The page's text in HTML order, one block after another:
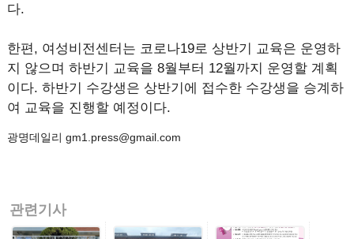
다.
한편, 여성비전센터는 코로나19로 상반기 교육은 운영하
지 않으며 하반기 교육을 8월부터 12월까지 운영할 계획
이다. 하반기 수강생은 상반기에 접수한 수강생을 승계하
여 교육을 진행할 예정이다.
광명데일리 gm1.press@gmail.com
관련기사